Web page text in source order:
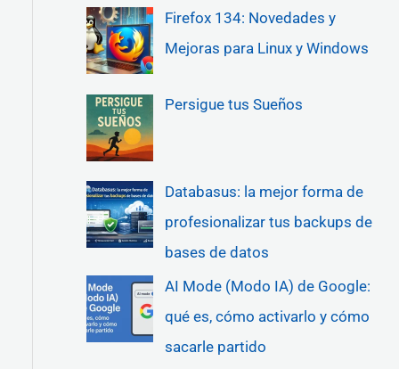
Firefox 134: Novedades y
Mejoras para Linux y Windows
Persigue tus Sueños
Databasus: la mejor forma de
profesionalizar tus backups de
bases de datos
AI Mode (Modo IA) de Google:
qué es, cómo activarlo y cómo
sacarle partido